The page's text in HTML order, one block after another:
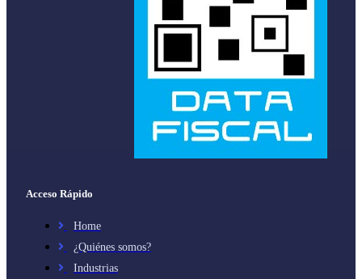
Acceso Rápido
Home
¿Quiénes somos?
Industrias